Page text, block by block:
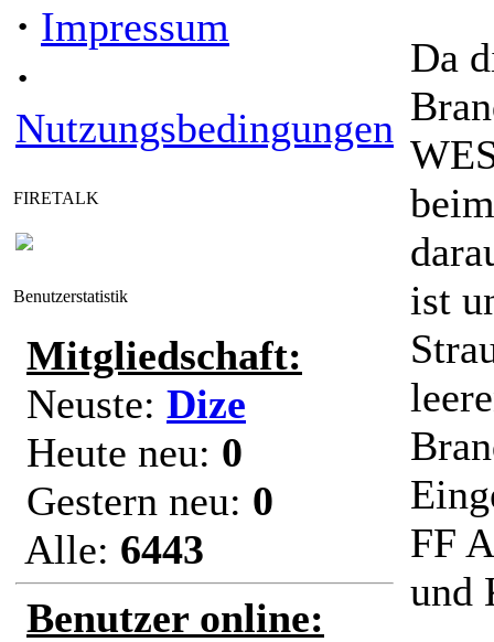
· Impressum
·
Nutzungsbedingungen
FIRETALK
Benutzerstatistik
Mitgliedschaft:
Neuste: Dize
Heute neu: 0
Gestern neu: 0
Alle: 6443
Benutzer online:
Da
ist
FF
und